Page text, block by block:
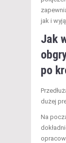
jak i
Jak
po
dużej
Na